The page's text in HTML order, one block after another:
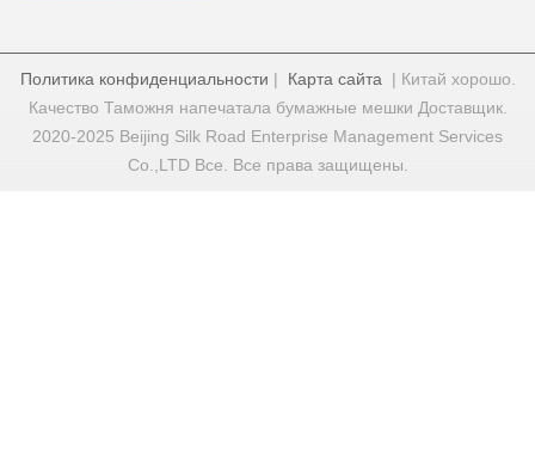
Политика конфиденциальности | Карта сайта | Китай хорошо.
Качество Таможня напечатала бумажные мешки Доставщик.
2020-2025 Beijing Silk Road Enterprise Management Services
Co.,LTD Все. Все права защищены.